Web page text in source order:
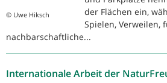
© Uwe Hiksch
der Flächen ein,
Spielen, Verweilen,
nachbarschaftliche...
Internationale Arbeit der